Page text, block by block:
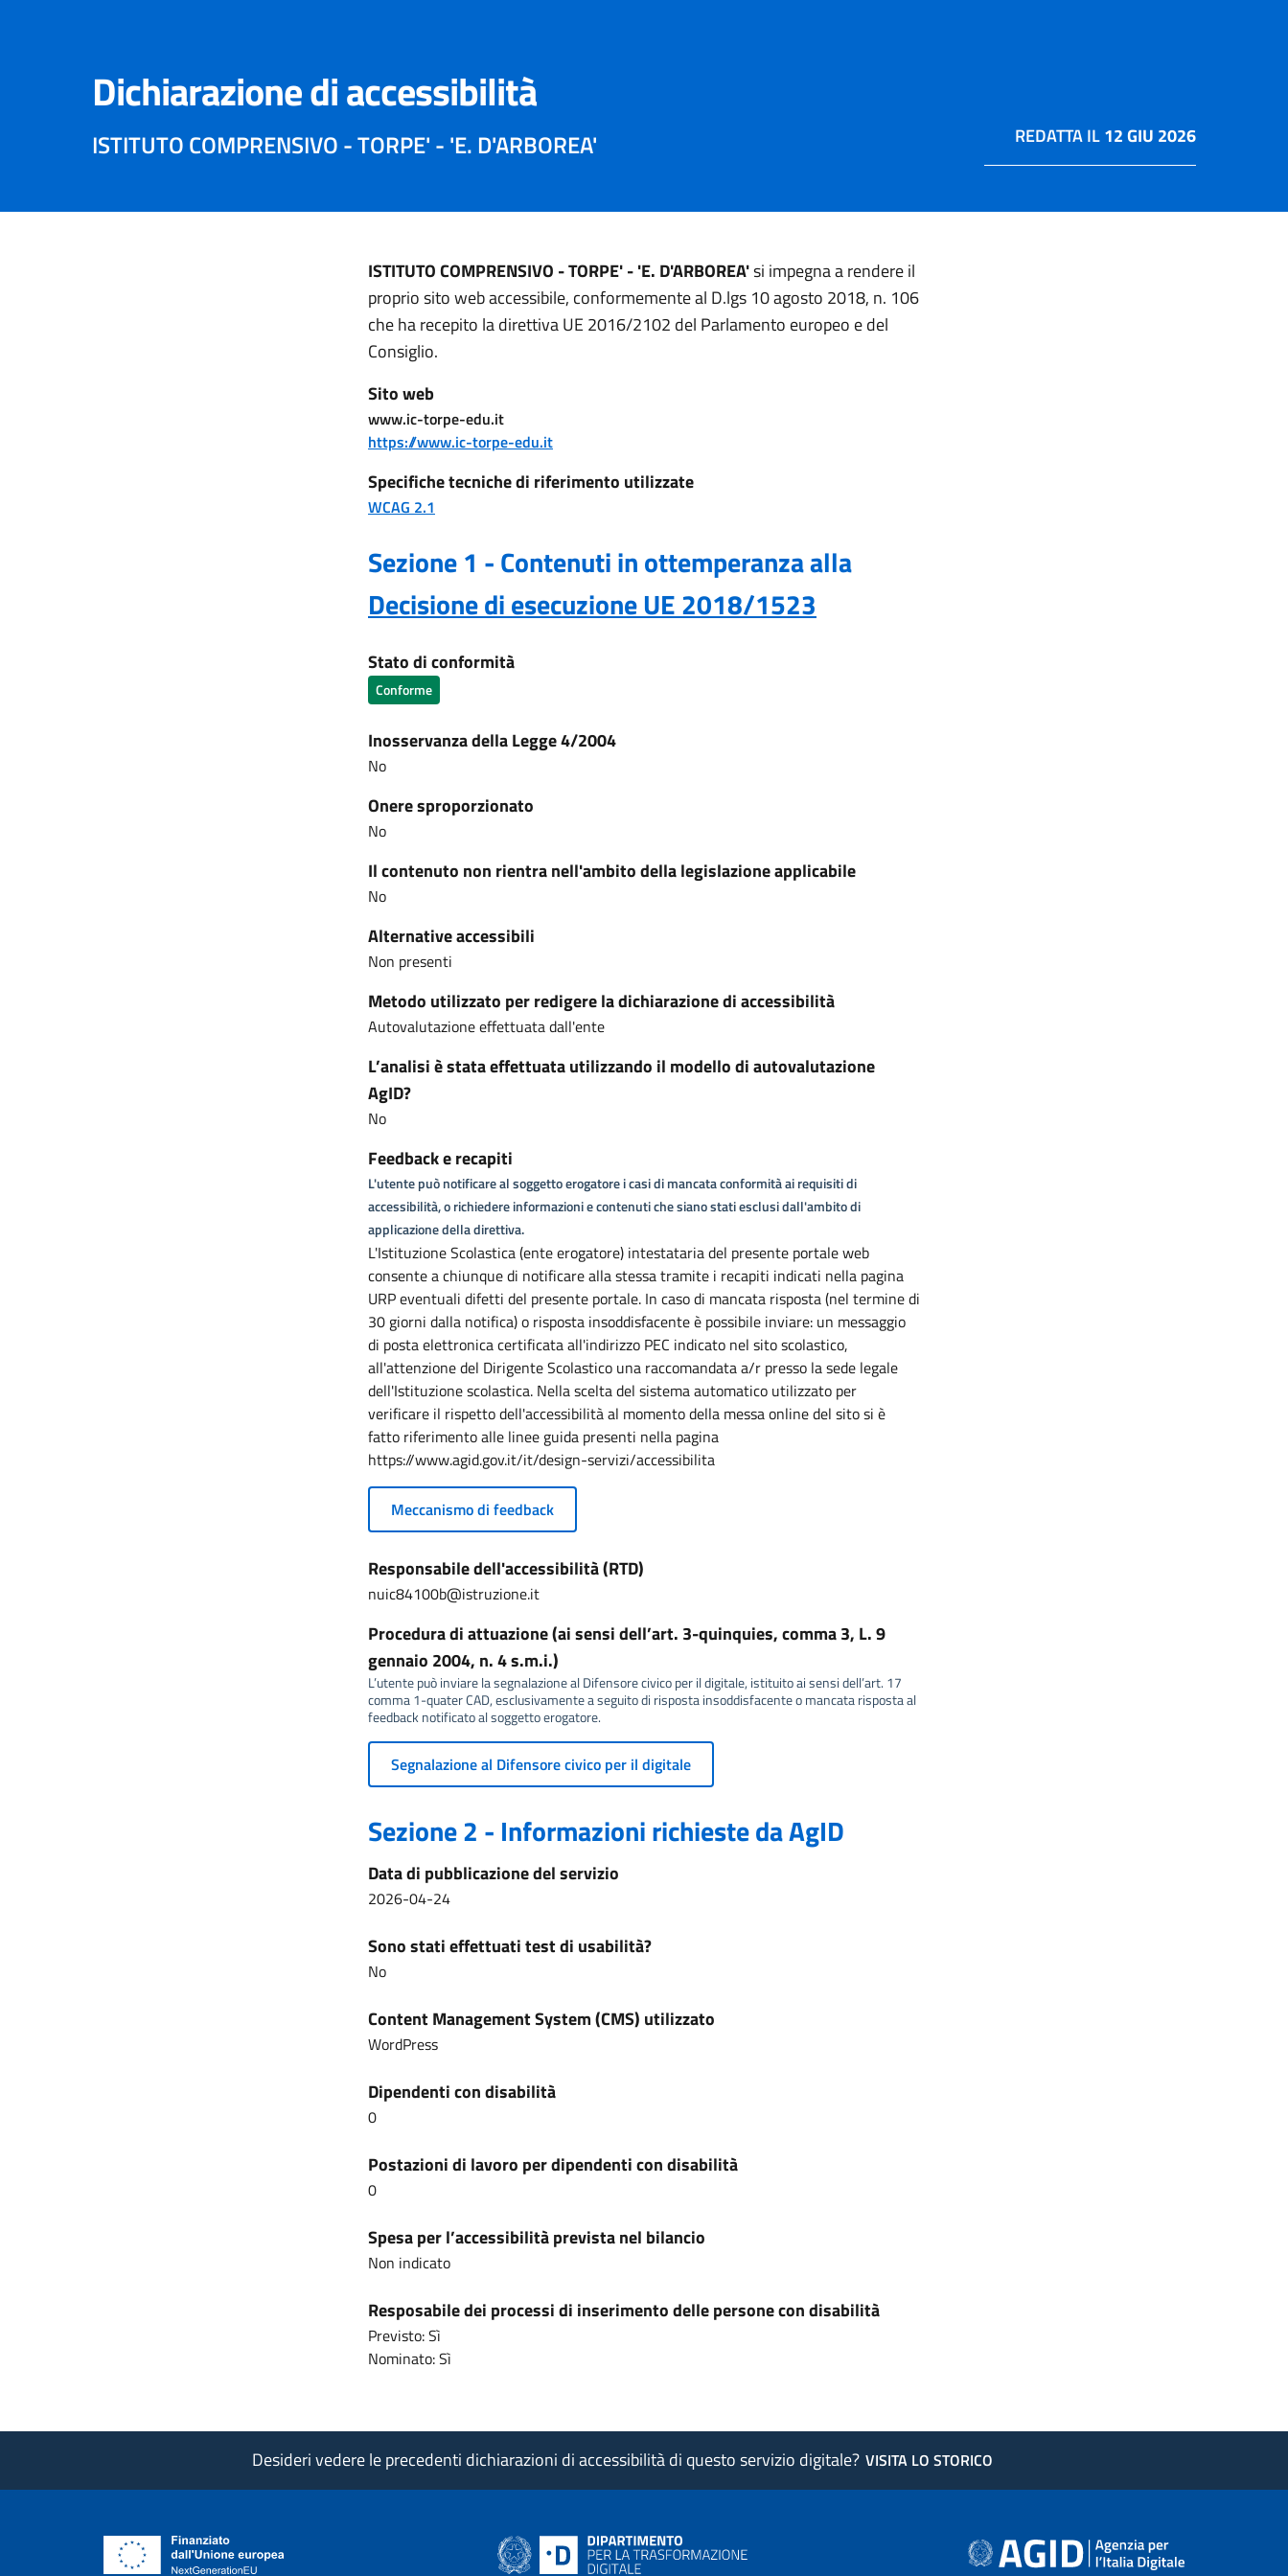
Dichiarazione di accessibilità
ISTITUTO COMPRENSIVO - TORPE' - 'E. D'ARBOREA' REDATTA IL12 GIU 2026
ISTITUTO COMPRENSIVO - TORPE' - 'E. D'ARBOREA'si impegna a rendere il
proprio sito web accessibile, conformemente al D.lgs 10 agosto 2018, n. 106
che ha recepito la direttiva UE 2016/2102 del Parlamento europeo e del
Consiglio.
Sito web
www.ic-torpe-edu.it
https://www.ic-torpe-edu.it
Specifiche tecniche di riferimento utilizzate
WCAG 2.1
Sezione 1 - Contenuti in ottemperanza alla
Decisione di esecuzione UE 2018/1523
Stato di conformità
Conforme
Inosservanza della Legge 4/2004
No
Onere sproporzionato
No
Il contenuto non rientra nell'ambito della legislazione applicabile
No
Alternative accessibili
Non presenti
Metodo utilizzato per redigere la dichiarazione di accessibilità
Autovalutazione effettuata dall'ente
L’analisi è stata effettuata utilizzando il modello di autovalutazione
AgID?
No
Feedback e recapiti
L'utente può notificare al soggetto erogatore i casi di mancata conformità ai requisiti di
accessibilità, o richiedere informazioni e contenuti che siano stati esclusi dall'ambito di
applicazione della direttiva.
L'Istituzione Scolastica (ente erogatore) intestataria del presente portale web
consente a chiunque di notificare alla stessa tramite i recapiti indicati nella pagina
URP eventuali difetti del presente portale. In caso di mancata risposta (nel termine di
30 giorni dalla notifica) o risposta insoddisfacente è possibile inviare: un messaggio
di posta elettronica certificata all'indirizzo PEC indicato nel sito scolastico,
all'attenzione del Dirigente Scolastico una raccomandata a/r presso la sede legale
dell'Istituzione scolastica. Nella scelta del sistema automatico utilizzato per
verificare il rispetto dell'accessibilità al momento della messa online del sito si è
fatto riferimento alle linee guida presenti nella pagina
https://www.agid.gov.it/it/design-servizi/accessibilita
Meccanismo di feedback
Responsabile dell'accessibilità (RTD)
nuic84100b@istruzione.it
Procedura di attuazione (ai sensi dell’art. 3-quinquies, comma 3, L. 9
gennaio 2004, n. 4 s.m.i.)
L’utente può inviare la segnalazione al Difensore civico per il digitale, istituito ai sensi dell’art. 17
comma 1-quater CAD, esclusivamente a seguito di risposta insoddisfacente o mancata risposta al
feedback notificato al soggetto erogatore.
Segnalazione al Difensore civico per il digitale
Sezione 2 - Informazioni richieste da AgID
Data di pubblicazione del servizio
2026-04-24
Sono stati effettuati test di usabilità?
No
Content Management System (CMS) utilizzato
WordPress
Dipendenti con disabilità
0
Postazioni di lavoro per dipendenti con disabilità
0
Spesa per l’accessibilità prevista nel bilancio
Non indicato
Resposabile dei processi di inserimento delle persone con disabilità
Previsto: Sì
Nominato: Sì
Desideri vedere le precedenti dichiarazioni di accessibilità di questo servizio digitale? VISITA LO STORICO